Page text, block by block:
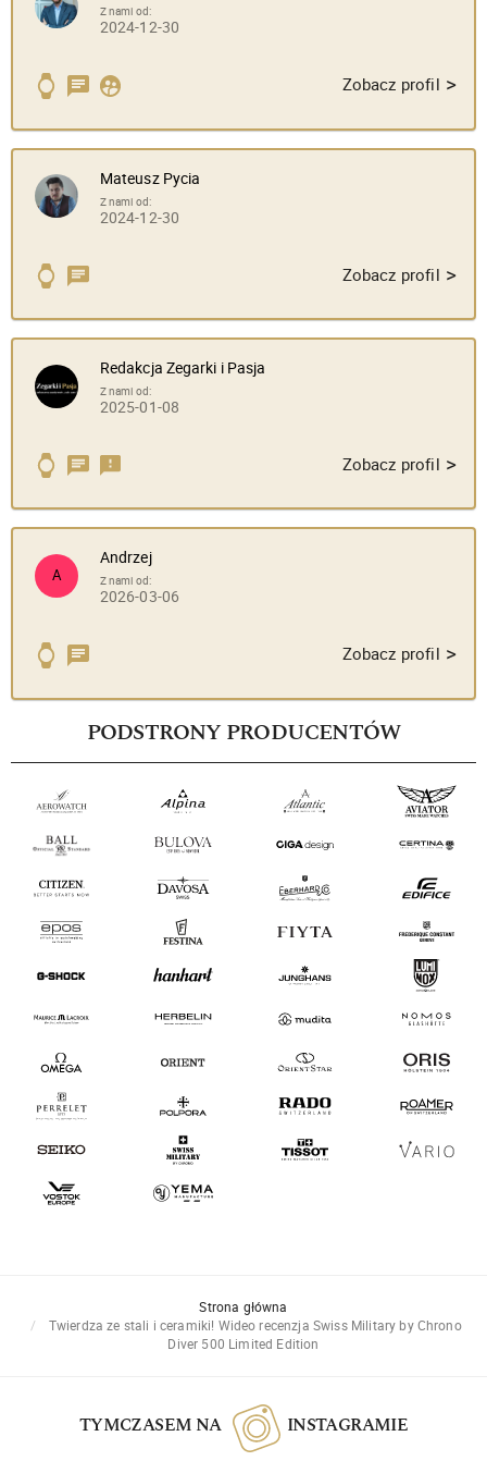
Z nami od:
2024-12-30
Zobacz profil >
Mateusz Pycia
Z nami od:
2024-12-30
Zobacz profil >
Redakcja Zegarki i Pasja
Z nami od:
2025-01-08
Zobacz profil >
A
Andrzej
Z nami od:
2026-03-06
Zobacz profil >
PODSTRONY PRODUCENTÓW
Strona główna
Twierdza ze stali i ceramiki! Wideo recenzja Swiss Military by Chrono
Diver 500 Limited Edition
TYMCZASEM NA INSTAGRAMIE